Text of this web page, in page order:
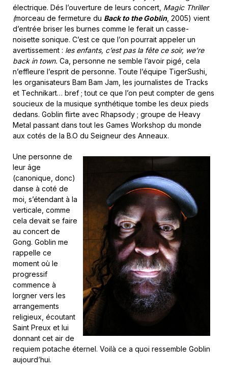
électrique. Dés l’ouverture de leurs concert, Magic Thriller
(morceau de fermeture du Back to the Goblin, 2005) vient
d’entrée briser les burnes comme le ferait un casse-
noisette sonique. C’est ce que l’on pourrait appeler un
avertissement : les enfants, c’est pas la fête ce soir, we’re
back in town. Ca, personne ne semble l’avoir pigé, cela
n’effleure l’esprit de personne. Toute l’équipe TigerSushi,
les organisateurs Bam Bam Jam, les journalistes de Tracks
et Technikart… bref ; tout ce que l’on peut compter de gens
soucieux de la musique synthétique tombe les deux pieds
dedans. Goblin flirte avec Rhapsody ; groupe de Heavy
Metal passant dans tout les Games Workshop du monde
aux cotés de la B.O du Seigneur des Anneaux.
Une personne de
leur âge
(canonique, donc)
danse à coté de
moi, s’étendant à la
verticale, comme
cela devait se faire
au concert de
Gong. Goblin me
rappelle ce
moment où le
progressif
commence à
lorgner vers les
arrangements
religieux, écoutant
Saint Preux et lui
donnant cet air de
requiem potache éternel. Voilà ce a quoi ressemble Goblin
aujourd’hui.